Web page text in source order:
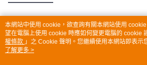
熱門標籤
本網站中使用 cookie，欲查詢有關本網站使用
望在電腦上使用 cookie 時應如何變更電腦的 cookie
權條款 」之 Cookie 聲明。您繼續使用本網站即表示
用條款之 Cookie 聲明使用 cookie。
了解更多 >